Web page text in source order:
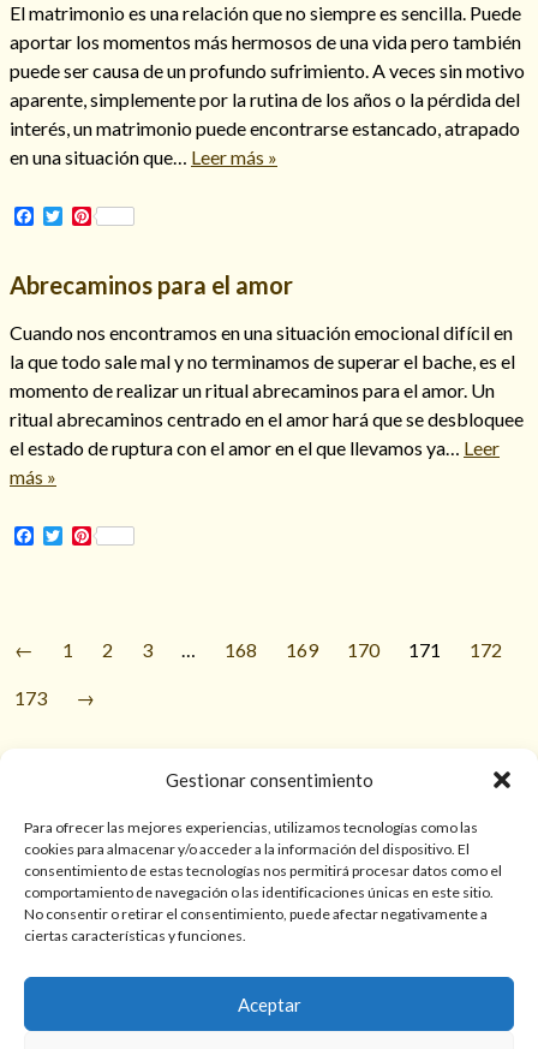
Gestionar consentimiento
Para ofrecer las mejores experiencias, utilizamos tecnologías como las
cookies para almacenar y/o acceder a la información del dispositivo. El
consentimiento de estas tecnologías nos permitirá procesar datos como el
comportamiento de navegación o las identificaciones únicas en este sitio.
No consentir o retirar el consentimiento, puede afectar negativamente a
ciertas características y funciones.
Aceptar
Mis libros favoritos
Mi Blog
¿Qué es el tarot?
El matrimonio es una relación que no siempre es sencilla. Puede
aportar los momentos más hermosos de una vida pero también
puede ser causa de un profundo sufrimiento. A veces sin motivo
aparente, simplemente por la rutina de los años o la pérdida del
interés, un matrimonio puede encontrarse estancado, atrapado
en una situación que… Leer más »
Facebook
Twitter
Pinterest
Abrecaminos para el amor
Cuando nos encontramos en una situación emocional difícil en
la que todo sale mal y no terminamos de superar el bache, es el
momento de realizar un ritual abrecaminos para el amor. Un
ritual abrecaminos centrado en el amor hará que se desbloquee
el estado de ruptura con el amor en el que llevamos ya… Leer
más »
Facebook
Twitter
Pinterest
← 1 2 3 … 168 169 170 171 172
173 →
Sólo para mayores de 18 años. Las lecturas de cartas, hechizos,
amarres, endulzamientos, videncias y predicciones tienen
finalidad de entretenimiento y/o ayuda personal. Estos
psiquiátrica, financiera o legal. El resultado de cada servicio
puede variar de una persona a otra.